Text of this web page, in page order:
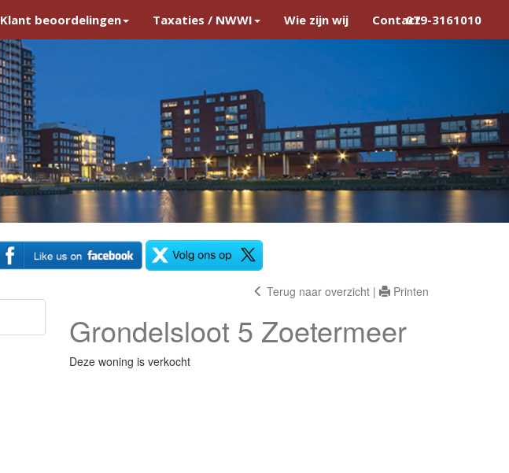
Klant beoordelingen Taxaties / NWWI Wie zijn wij Contact079-3161010
Terug naar overzicht |
Printen
Grondelsloot 5 Zoetermeer
Deze woning is verkocht